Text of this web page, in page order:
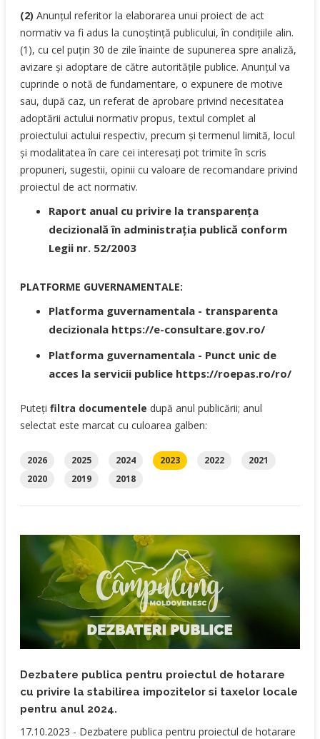
(2) Anunţul referitor la elaborarea unui proiect de act
normativ va fi adus la cunoştinţă publicului, în condiţiile alin.
(1), cu cel puţin 30 de zile înainte de supunerea spre analiză,
avizare şi adoptare de către autorităţile publice. Anunţul va
cuprinde o notă de fundamentare, o expunere de motive
sau, după caz, un referat de aprobare privind necesitatea
adoptării actului normativ propus, textul complet al
proiectului actului respectiv, precum şi termenul limită, locul
şi modalitatea în care cei interesaţi pot trimite în scris
propuneri, sugestii, opinii cu valoare de recomandare privind
proiectul de act normativ.
Raport anual cu privire la transparenţa
decizională în administraţia publică conform
Legii nr. 52/2003
PLATFORME GUVERNAMENTALE:
Platforma guvernamentala - transparenta
decizionala https://e-consultare.gov.ro/
Platforma guvernamentala - Punct unic de
acces la servicii publice https://roepas.ro/ro/
Puteți filtra documentele după anul publicării; anul
selectat este marcat cu culoarea galben:
2026 2025 2024 2023 2022
2021
2020
2019 2018
Dezbatere publica pentru proiectul de hotarare
cu privire la stabilirea impozitelor si taxelor locale
pentru anul 2024.
​17.10.2023 - Dezbatere publica pentru proiectul de hotarare